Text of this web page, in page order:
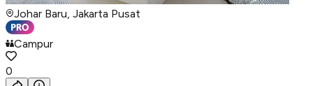
Johar Baru, Jakarta Pusat
Campur
0